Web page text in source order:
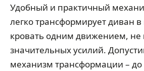
Удобный и практичный
легко трансформирует диван
кровать одним движением, не
значительных усилий.
механизм трансформации – до